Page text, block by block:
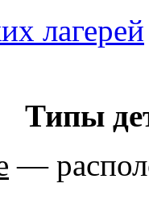
лагерей
Типы
—